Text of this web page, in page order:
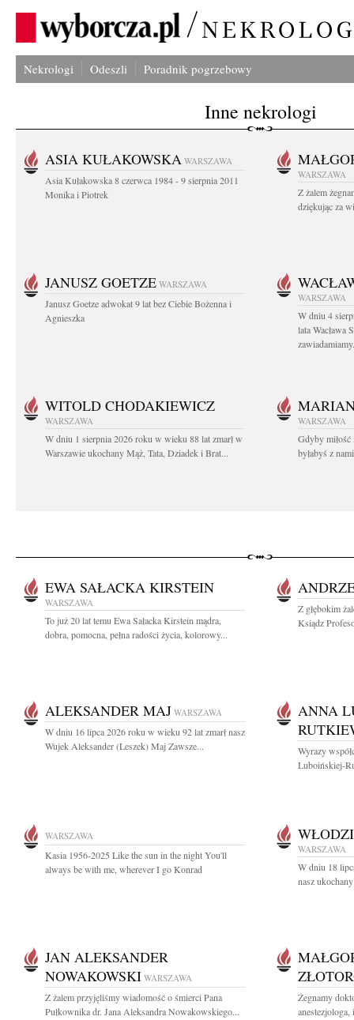
Nekrologi Odeszli Poradnik pogrzebowy
Inne nekrologi
ASIA KUŁAKOWSKA WARSZAWA
Asia Kułakowska 8 czerwca 1984 - 9 sierpnia 2011
Monika i Piotrek
WARSZAWA
Z żalem
dziękując za
JANUSZ GOETZE WARSZAWA
Janusz Goetze adwokat 9 lat bez Ciebie Bożenna i
Agnieszka
WARSZAWA
W dniu 4
lata Wacława
WITOLD CHODAKIEWICZ
WARSZAWA
W dniu 1 sierpnia 2026 roku w wieku 88 lat zmarł w
Warszawie ukochany Mąż, Tata, Dziadek i Brat...
WARSZAWA
Gdyby miłość
byłabyś z
EWA SAŁACKA KIRSTEIN
WARSZAWA
To już 20 lat temu Ewa Sałacka Kirstein mądra,
dobra, pomocna, pełna radości życia, kolorowy...
Z głębokim
Ksiądz
ALEKSANDER MAJ WARSZAWA
W dniu 16 lipca 2026 roku w wieku 92 lat zmarł nasz
Wujek Aleksander (Leszek) Maj Zawsze...
ANNA
Wyrazy
Luboińskiej-
WARSZAWA
Kasia 1956-2025 Like the sun in the night You'll
always be with me, wherever I go Konrad
WARSZAWA
W dniu 18
nasz
JAN ALEKSANDER
NOWAKOWSKI WARSZAWA
Z żalem przyjęliśmy wiadomość o śmierci Pana
Pułkownika dr. Jana Aleksandra Nowakowskiego...
Żegnamy